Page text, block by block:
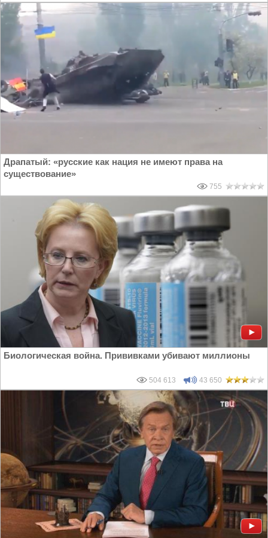
Драпатый: «русские как нация не имеют права на
существование»
755
Биологическая война. Прививками убивают миллионы
504 613 43 650